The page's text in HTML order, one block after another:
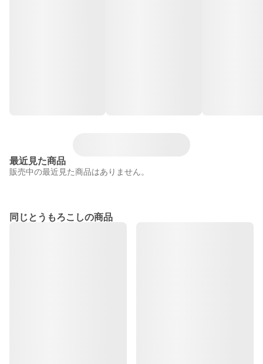
最近見た商品
販売中の最近見た商品はありません。
同じとうもろこしの商品